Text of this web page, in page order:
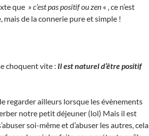
que »c’est pas positif ou zen « , ce n’est
mais de la connerie pure et simple !
choquent vite : Il est naturel d’être positif
regarder ailleurs lorsque les évènements
notre petit déjeuner (lol) Mais il est
soi-même et d’abuser les autres, cela